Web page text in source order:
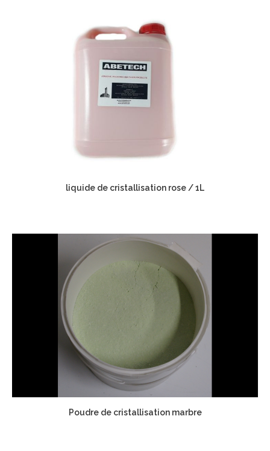
liquide de cristallisation rose / 1L
Poudre de cristallisation marbre